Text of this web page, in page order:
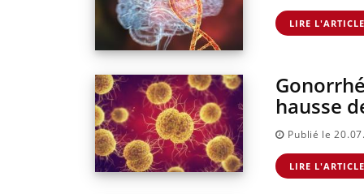
LIRE L'ARTICLE
hausse
Publié le
LIRE L'ARTICLE